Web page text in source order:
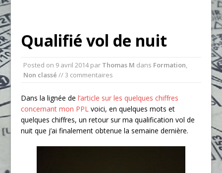
Qualifié vol de nuit
Posted on 9 avril 2014par Thomas M dans Formation,
Non classé // 3 commentaires
Dans la lignée del’article sur les quelques chiffres
concernant mon PPL voici, en quelques mots et
quelques chiffres, un retour sur ma qualification vol de
nuit que j’ai finalement obtenue la semaine dernière.